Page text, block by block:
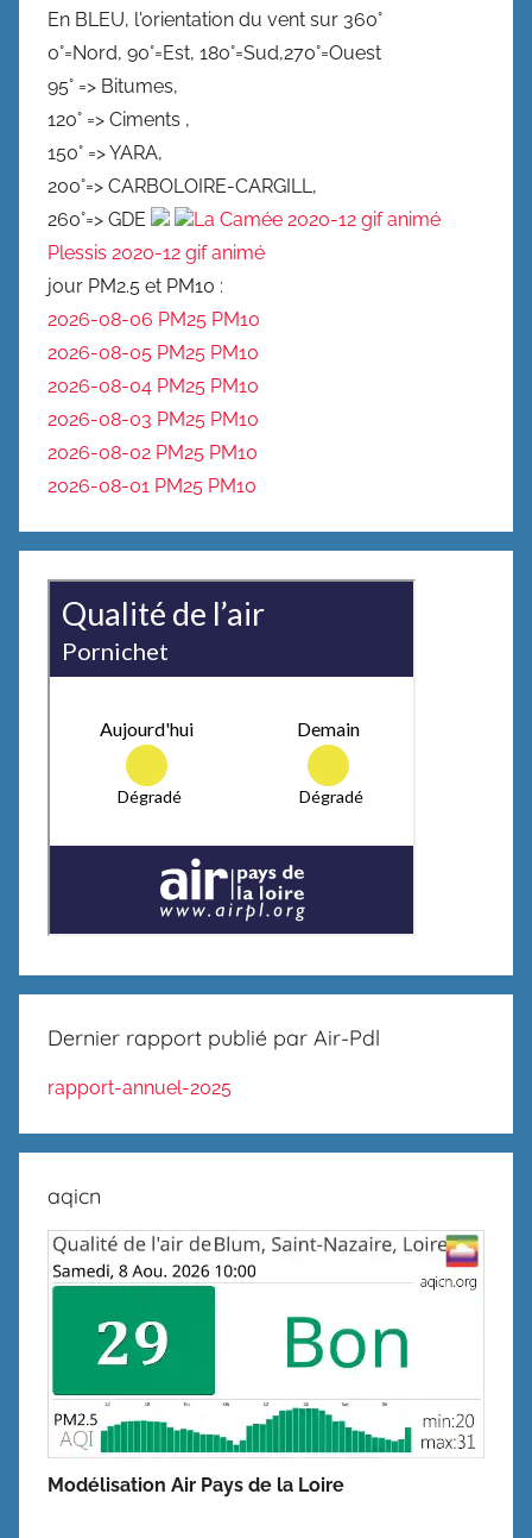
En BLEU, l'orientation du vent sur 360°
0°=Nord, 90°=Est, 180°=Sud,270°=Ouest
95° => Bitumes,
120° => Ciments ,
150° => YARA,
200°=> CARBOLOIRE-CARGILL,
260°=> GDE
La Camée 2020-12 gif animé
Plessis 2020-12 gif animé
jour PM2.5 et PM10 :
2026-08-06 PM25 PM10
2026-08-05 PM25 PM10
2026-08-04 PM25 PM10
2026-08-03 PM25 PM10
2026-08-02 PM25 PM10
2026-08-01 PM25 PM10
Dernier rapport publié par Air-Pdl
rapport-annuel-2025
aqicn
Modélisation Air Pays de la Loire